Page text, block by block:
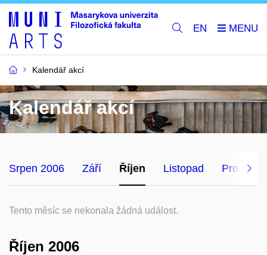
EN
Kalendář akcí
Kalendář akcí
Srpen 2006 Září Říjen Listopad Prosinec
Tento měsíc se nekonala žádná událost.
Říjen 2006